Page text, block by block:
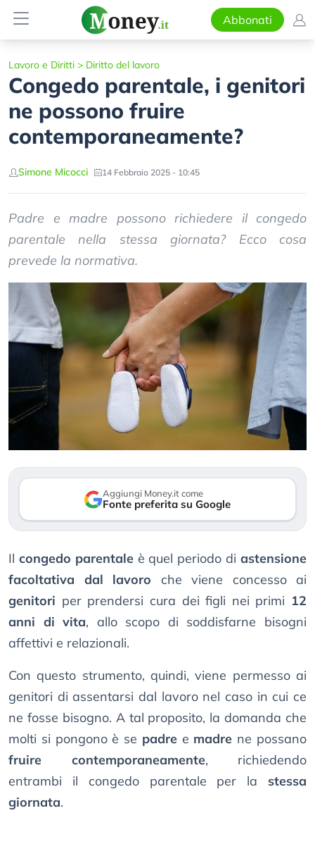
Abbonati
Lavoro e Diritti > Diritto del lavoro
Congedo parentale, i genitori
ne possono fruire
contemporaneamente?
Simone Micocci 14 Febbraio 2025 - 10:45
Padre e madre possono richiedere il congedo
parentale nella stessa giornata? Ecco cosa
prevede la normativa.
Aggiungi Money.it come
Fonte preferita su Google
Il congedo parentaleè quel periodo diastensione
facoltativa dal lavoro che viene concesso ai
genitori per prendersi cura dei figli nei primi 12
anni di vita, allo scopo di soddisfarne bisogni
affettivi e relazionali.
Con questo strumento, quindi, viene permesso ai
genitori di assentarsi dal lavoro nel caso in cui ce
ne fosse bisogno. A tal proposito, la domanda che
molti si pongono è se padree madre ne possano
fruire contemporaneamente, richiedendo
entrambi il congedo parentale per la stessa
giornata.